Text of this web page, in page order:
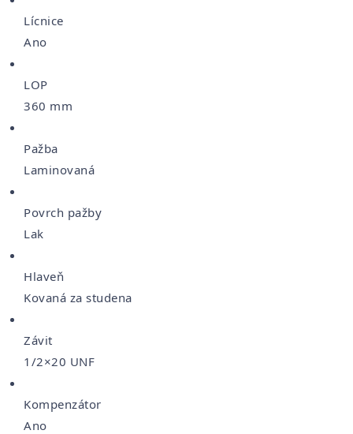
Lícnice
Ano
LOP
360 mm
Pažba
Laminovaná
Povrch pažby
Lak
Hlaveň
Kovaná za studena
Závit
1/2×20 UNF
Kompenzátor
Ano